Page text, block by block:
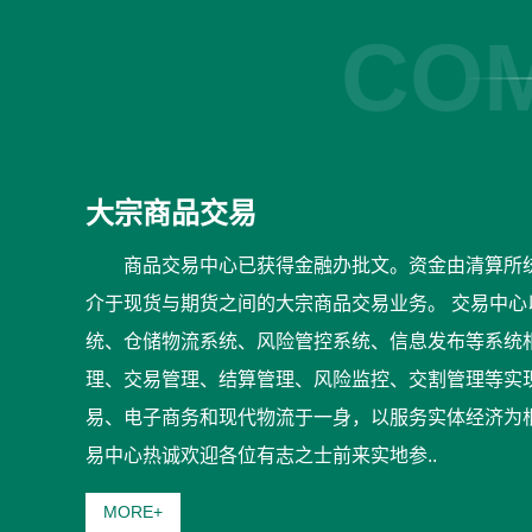
大宗商品交易
商品交易中心已获得金融办批文。资金由清算
介于现货与期货之间的大宗商品交易业务。 交易中
统、仓储物流系统、风险管控系统、信息发布等系
理、交易管理、结算管理、风险监控、交割管理等
易、电子商务和现代物流于一身，以服务实体经济
易中心热诚欢迎各位有志之士前来实地参..
MORE+